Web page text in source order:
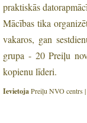
praktiskās
Mācības tika
vakaros, gan
grupa - 20 Preiļu
kopienu līderi.
IevietojaPreiļu NVO centrs |